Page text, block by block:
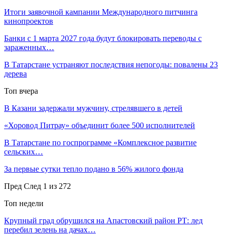
Итоги заявочной кампании Международного питчинга
кинопроектов
Банки с 1 марта 2027 года будут блокировать переводы с
зараженных…
В Татарстане устраняют последствия непогоды: повалены 23
дерева
Топ вчера
В Казани задержали мужчину, стрелявшего в детей
«Хоровод Питрау» объединит более 500 исполнителей
В Татарстане по госпрограмме «Комплексное развитие
сельских…
За первые сутки тепло подано в 56% жилого фонда
Пред След 1 из 272
Топ недели
Крупный град обрушился на Апастовский район РТ: лед
перебил зелень на дачах…